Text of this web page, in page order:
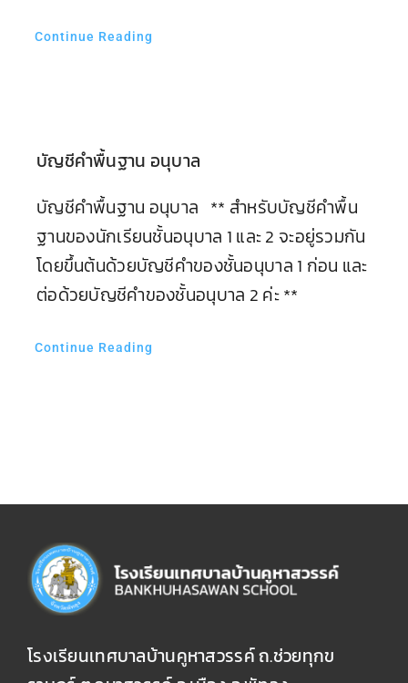
Continue Reading
บัญชีคำพื้นฐาน อนุบาล
บัญชีคำพื้นฐาน อนุบาล ** สำหรับบัญชีคำพื้น
ฐานของนักเรียนชั้นอนุบาล 1 และ 2 จะอยู่รวมกัน
โดยขึ้นต้นด้วยบัญชีคำของชั้นอนุบาล 1 ก่อน และ
ต่อด้วยบัญชีคำของชั้นอนุบาล 2 ค่ะ **
Continue Reading
โรงเรียนเทศบาลบ้านคูหาสวรรค์ ถ.ช่วยทุกข